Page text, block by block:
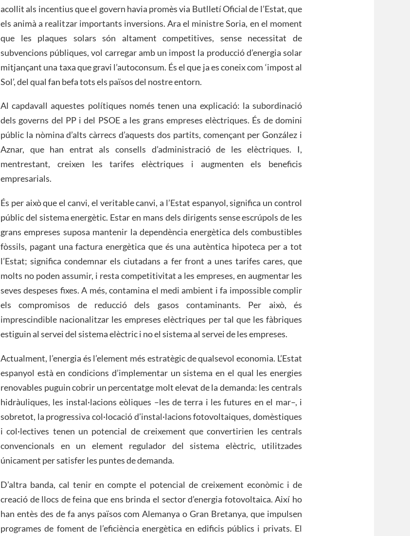
acollit als incentius que el govern havia promès via Butlletí Oficial de l’Estat, que
els animà a realitzar importants inversions. Ara el ministre Soria, en el moment
que les plaques solars són altament competitives, sense necessitat de
subvencions públiques, vol carregar amb un impost la producció d’energia solar
mitjançant una taxa que gravi l’autoconsum. És el que ja es coneix com ‘impost al
Sol’, del qual fan befa tots els països del nostre entorn.
Al capdavall aquestes polítiques només tenen una explicació: la subordinació
dels governs del PP i del PSOE a les grans empreses elèctriques. És de domini
públic la nòmina d’alts càrrecs d’aquests dos partits, començant per González i
Aznar, que han entrat als consells d’administració de les elèctriques. I,
mentrestant, creixen les tarifes elèctriques i augmenten els beneficis
empresarials.
És per això que el canvi, el veritable canvi, a l’Estat espanyol, significa un control
públic del sistema energètic. Estar en mans dels dirigents sense escrúpols de les
grans empreses suposa mantenir la dependència energètica dels combustibles
fòssils, pagant una factura energètica que és una autèntica hipoteca per a tot
l’Estat; significa condemnar els ciutadans a fer front a unes tarifes cares, que
molts no poden assumir, i resta competitivitat a les empreses, en augmentar les
seves despeses fixes. A més, contamina el medi ambient i fa impossible complir
els compromisos de reducció dels gasos contaminants. Per això, és
imprescindible nacionalitzar les empreses elèctriques per tal que les fàbriques
estiguin al servei del sistema elèctric i no el sistema al servei de les empreses.
Actualment, l’energia és l’element més estratègic de qualsevol economia. L’Estat
espanyol està en condicions d’implementar un sistema en el qual les energies
renovables puguin cobrir un percentatge molt elevat de la demanda: les centrals
hidràuliques, les instal·lacions eòliques –les de terra i les futures en el mar–, i
sobretot, la progressiva col·locació d’instal·lacions fotovoltaiques, domèstiques
i col·lectives tenen un potencial de creixement que convertirien les centrals
convencionals en un element regulador del sistema elèctric, utilitzades
únicament per satisfer les puntes de demanda.
D’altra banda, cal tenir en compte el potencial de creixement econòmic i de
creació de llocs de feina que ens brinda el sector d’energia fotovoltaica. Així ho
han entès des de fa anys països com Alemanya o Gran Bretanya, que impulsen
programes de foment de l’eficiència energètica en edificis públics i privats. El